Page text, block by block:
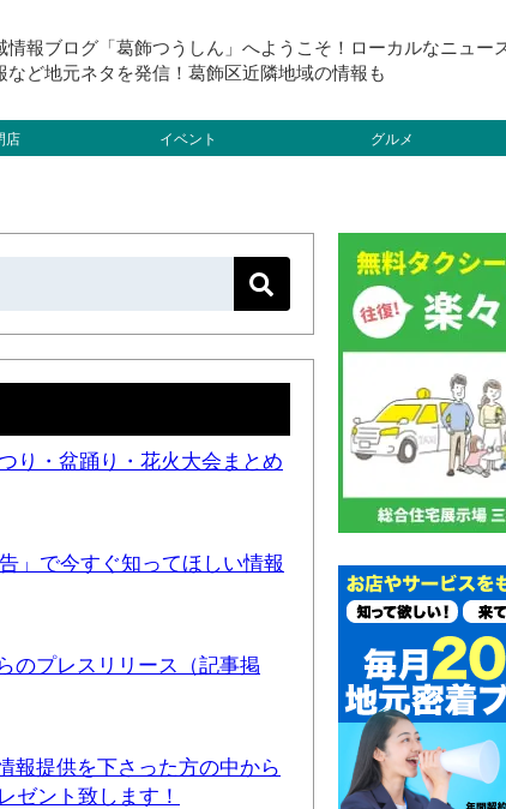
情報ブログ「葛飾つうしん」へようこそ！ローカルなニュー
など地元ネタを発信！葛飾区近隣地域の情報も
店 イベント グルメ
り・盆踊り・花火大会まとめ
」で今すぐ知ってほしい情報
のプレスリリース（記事掲
報提供を下さった方の中から
ゼント致します！